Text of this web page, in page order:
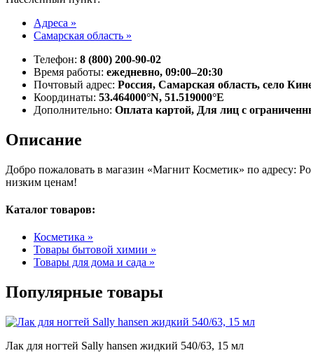
Адреса »
Самарская область »
Телефон: 8 (800) 200-90-02
Время работы: ежедневно, 09:00–20:30
Почтовый адрес: Россия, Самарская область, село
Координаты: 53.464000°N, 51.519000°E
Дополнительно: Оплата картой, Для лиц с
Описание
Добро пожаловать в магазин «Магнит Косметик» по адресу:
низким ценам!
Каталог товаров:
Косметика »
Товары бытовой химии »
Товары для дома и сада »
Популярные товары
Лак для ногтей Sally hansen жидкий 540/63, 15 мл